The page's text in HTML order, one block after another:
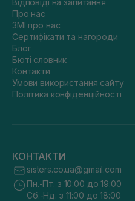
Відповіді на запитання
Про нас
ЗМІ про нас
Сертифікати та нагороди
Блог
Бюті словник
Контакти
Умови використання сайту
Політика конфіденційності
КОНТАКТИ
sisters.co.ua@gmail.com
Пн.-Пт. з 10:00 до 19:00
Сб.-Нд. з 11:00 до 18:00